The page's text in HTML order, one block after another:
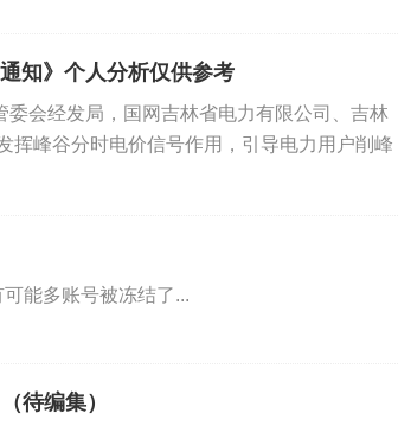
妇避让）：
署）；
知》个人分析仅供参考
会经发局，国网吉林省电力有限公司、吉林
峰谷分时电价信号作用，引导电力用户削峰
能多账号被冻结了...
待编集）